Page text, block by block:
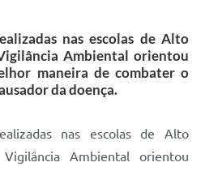
nas escolas de Alto
Ambiental orientou
maneira de combater o
da doença.
nas escolas de Alto
Ambiental orientou